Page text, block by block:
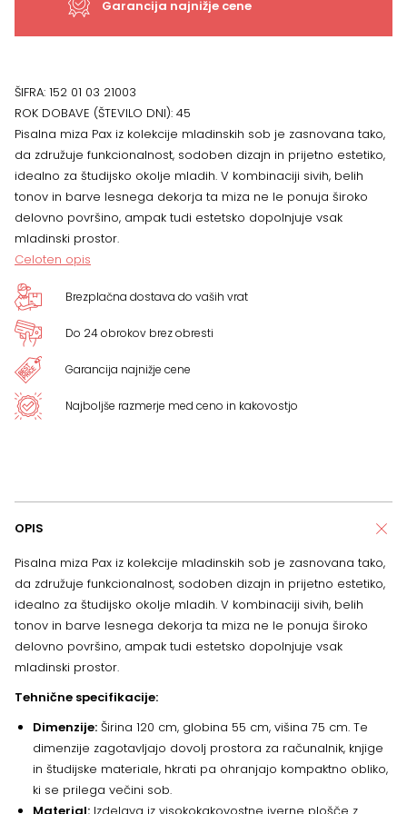
Garancija najnižje cene
ŠIFRA: 152 01 03 21003
ROK DOBAVE (ŠTEVILO DNI): 45
Pisalna miza Pax iz kolekcije mladinskih sob je zasnovana tako,
da združuje funkcionalnost, sodoben dizajn in prijetno estetiko,
idealno za študijsko okolje mladih. V kombinaciji sivih, belih
tonov in barve lesnega dekorja ta miza ne le ponuja široko
delovno površino, ampak tudi estetsko dopolnjuje vsak
mladinski prostor.
Celoten opis
Brezplačna dostava do vaših vrat
Do 24 obrokov brez obresti
Garancija najnižje cene
Najboljše razmerje med ceno in kakovostjo
OPIS
Pisalna miza Pax iz kolekcije mladinskih sob je zasnovana tako,
da združuje funkcionalnost, sodoben dizajn in prijetno estetiko,
idealno za študijsko okolje mladih. V kombinaciji sivih, belih
tonov in barve lesnega dekorja ta miza ne le ponuja široko
delovno površino, ampak tudi estetsko dopolnjuje vsak
mladinski prostor.
Tehnične specifikacije:
Dimenzije: Širina 120 cm, globina 55 cm, višina 75 cm. Te
dimenzije zagotavljajo dovolj prostora za računalnik, knjige
in študijske materiale, hkrati pa ohranjajo kompaktno obliko,
ki se prilega večini sob.